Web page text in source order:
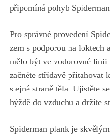
připomíná pohyb
Pro správné provedení
zem s podporou na loktech
mělo být ve vodorovné
začněte střídavě přitahovat
‌stejné straně těla. Ujistěte
hýždě do vzduchu a držíte​
Spiderman plank je